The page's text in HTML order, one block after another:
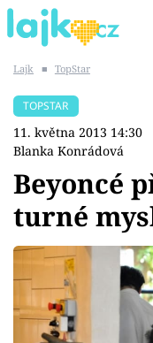
SHOPAHOLICADEL
Témata
Showbyznys
Youtubeři
Lajk ■ TopStar
TOPSTAR
11. května 2013 14:30
Blanka Konrádová
Beyoncé
turné